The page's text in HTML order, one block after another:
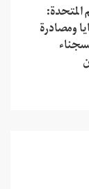
ومصادرة